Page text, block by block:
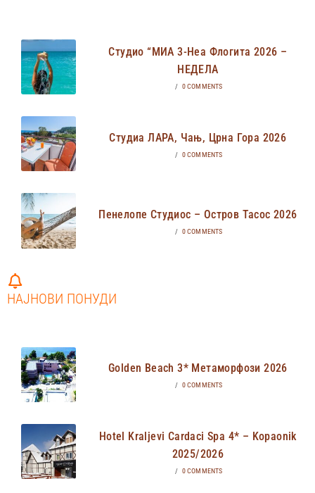
Студио “МИА 3-Неа Флогита 2026 –
НЕДЕЛА
/ 0 COMMENTS
Студиа ЛАРА, Чањ, Црна Гора 2026
/ 0 COMMENTS
Пенелопе Студиос – Остров Тасос 2026
/ 0 COMMENTS
НАЈНОВИ ПОНУДИ
Golden Beach 3* Метаморфози 2026
/ 0 COMMENTS
Hotel Kraljevi Cardaci Spa 4* – Kopaonik
2025/2026
/ 0 COMMENTS